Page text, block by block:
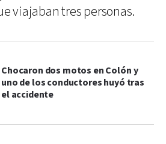
viajaban tres personas.
Chocaron dos motos en Colón y
uno de los conductores huyó tras
el accidente